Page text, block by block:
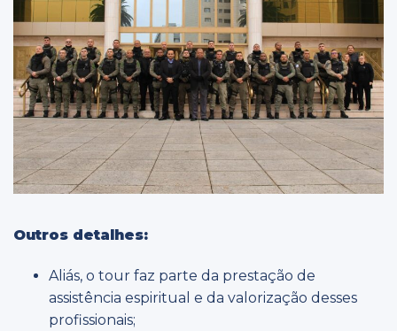
Outros detalhes:
Aliás, o tour faz parte da prestação de
assistência espiritual e da valorização desses
profissionais;